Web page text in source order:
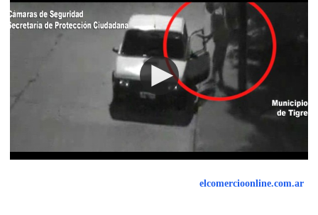
elcomercioonline.com.ar